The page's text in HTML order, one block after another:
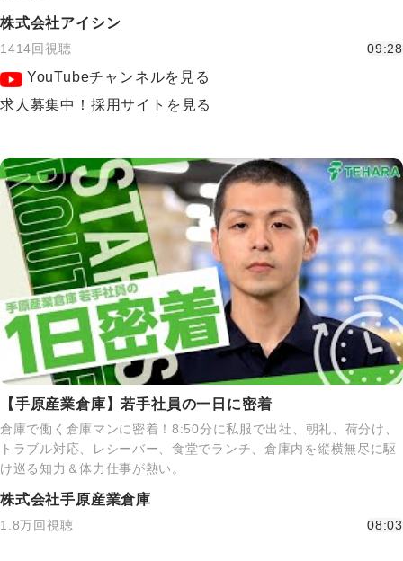
株式会社アイシン
1414回視聴 09:28
YouTubeチャンネルを見る
求人募集中！採用サイトを見る
【手原産業倉庫】若手社員の一日に密着
倉庫で働く倉庫マンに密着！8:50分に私服で出社、朝礼、荷分け、
トラブル対応、レシーバー、食堂でランチ、倉庫内を縦横無尽に駆
け巡る知力＆体力仕事が熱い。
株式会社手原産業倉庫
1.8万回視聴 08:03